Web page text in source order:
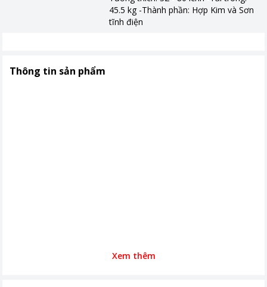
45.5 kg -Thành phần: Hợp Kim và Sơn
tĩnh điện
Thông tin sản phẩm
Xem thêm